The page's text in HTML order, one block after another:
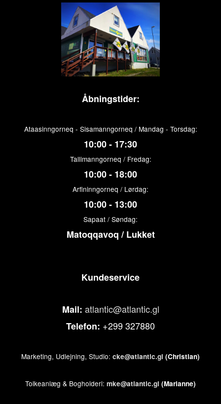
Åbningstider:
Ataasinngorneq - Sisamanngorneq / Mandag - Torsdag:
10:00 - 17:30
Tallimanngorneq / Fredag:
10:00 - 18:00
Arfininngorneq / Lørdag:
10:00 - 13:00
Sapaat / Søndag:
Matoqqavoq / Lukket
Kundeservice
Mail: atlantic@atlantic.gl
Telefon: +299 327880
Marketing, Udlejning, Studio: cke@atlantic.gl (Christian)
Tolkeanlæg & Bogholderi: mke@atlantic.gl (Marianne)